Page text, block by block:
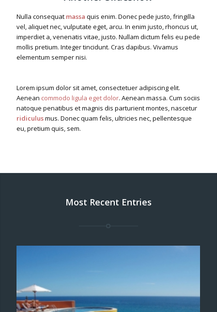
Nulla consequat massa quis enim. Donec pede justo, fringilla
vel, aliquet nec, vulputate eget, arcu. In enim justo, rhoncus ut,
imperdiet a, venenatis vitae, justo. Nullam dictum felis eu pede
mollis pretium. Integer tincidunt. Cras dapibus. Vivamus
elementum semper nisi.
Lorem ipsum dolor sit amet, consectetuer adipiscing elit.
Aenean commodo ligula eget dolor. Aenean massa. Cum sociis
natoque penatibus et magnis dis parturient montes, nascetur
ridiculusmus. Donec quam felis, ultricies nec, pellentesque
eu, pretium quis, sem.
Most Recent Entries